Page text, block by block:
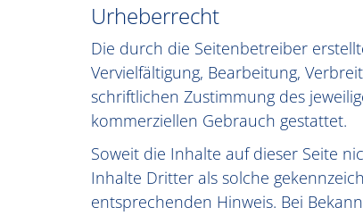
Urheberrecht
Die durch die Seitenbetreiber
Vervielfältigung, Bearbeitung,
schriftlichen Zustimmung des
kommerziellen Gebrauch gestattet.
Soweit die Inhalte auf dieser Seite
Inhalte Dritter als solche
entsprechenden Hinweis. Bei